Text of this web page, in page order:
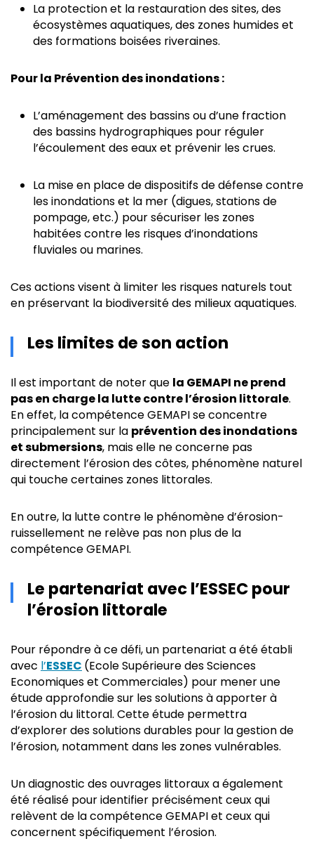
La protection et la restauration des sites, des
écosystèmes aquatiques, des zones humides et
des formations boisées riveraines.
Pour la Prévention des inondations :
L’aménagement des bassins ou d’une fraction
des bassins hydrographiques pour réguler
l’écoulement des eaux et prévenir les crues.
La mise en place de dispositifs de défense contre
les inondations et la mer (digues, stations de
pompage, etc.) pour sécuriser les zones
habitées contre les risques d’inondations
fluviales ou marines.
Ces actions visent à limiter les risques naturels tout
en préservant la biodiversité des milieux aquatiques.
Les limites de son action
Il est important de noter que la GEMAPI ne prend
pas en charge la lutte contre l’érosion littorale.
En effet, la compétence GEMAPI se concentre
principalement sur la prévention des inondations
et submersions, mais elle ne concerne pas
directement l’érosion des côtes, phénomène naturel
qui touche certaines zones littorales.
En outre, la lutte contre le phénomène d’érosion-
ruissellement ne relève pas non plus de la
compétence GEMAPI.
Le partenariat avec l’ESSEC pour
l’érosion littorale
Pour répondre à ce défi, un partenariat a été établi
avec l’ESSEC (Ecole Supérieure des Sciences
Economiques et Commerciales) pour mener une
étude approfondie sur les solutions à apporter à
l’érosion du littoral. Cette étude permettra
d’explorer des solutions durables pour la gestion de
l’érosion, notamment dans les zones vulnérables.
Un diagnostic des ouvrages littoraux a également
été réalisé pour identifier précisément ceux qui
relèvent de la compétence GEMAPI et ceux qui
concernent spécifiquement l’érosion.